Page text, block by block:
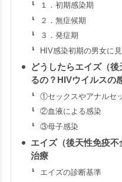
１．初期感染期
２．無症候期
３．発症期
HIV感染初期の男女に
どうしたらエイズ（
るの？HIVウイルスの
①セックスやアナルセ
②血液による感染
③母子感染
エイズ（後天性免疫
治療
エイズの診断基準